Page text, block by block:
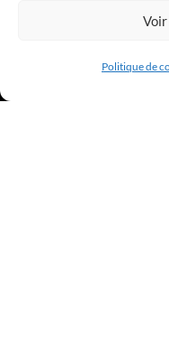
Politique de